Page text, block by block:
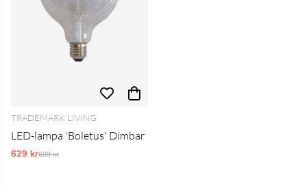
TRADEMARK LIVING
LED-lampa 'Boletus' Dimbar
629 krOrdinarie pris:
699 kr